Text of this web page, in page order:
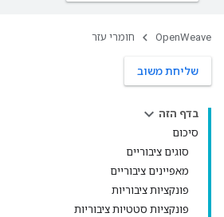
OpenWeave חומרי עזר
שליחת משוב
בדף הזה
סיכום
סוגים ציבוריים
מאפיינים ציבוריים
פונקציות ציבוריות
פונקציות סטטיות ציבוריות